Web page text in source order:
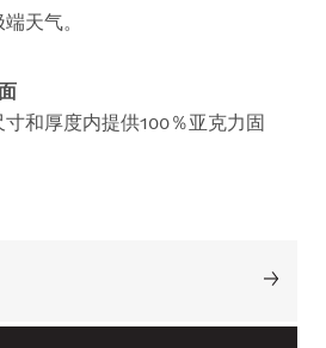
天气。
和厚度内提供100％亚克力固